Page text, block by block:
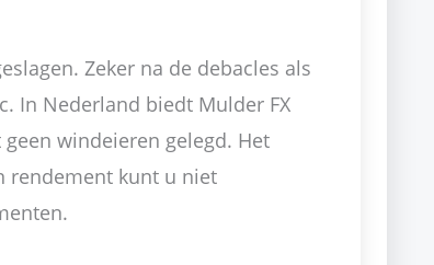
Zeker na de debacles als
In Nederland biedt Mulder FX
windeieren gelegd. Het
rendement kunt u niet